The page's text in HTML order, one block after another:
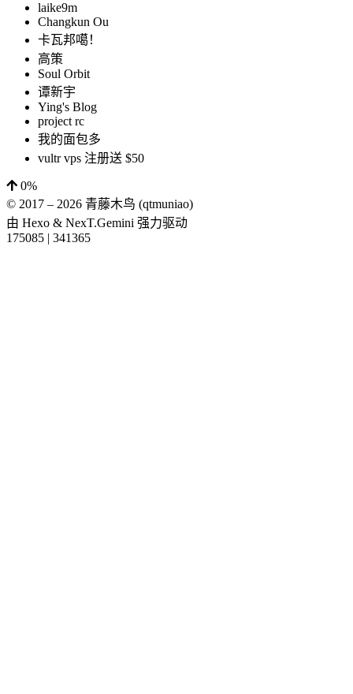
laike9m
Changkun Ou
卡瓦邦噶！
高策
Soul Orbit
谭新宇
Ying's Blog
project rc
我的面包多
vultr vps 注册送 $50
0%
© 2017 – 2026 青藤木鸟 (qtmuniao)
由 Hexo & NexT.Gemini 强力驱动
175085 | 341365